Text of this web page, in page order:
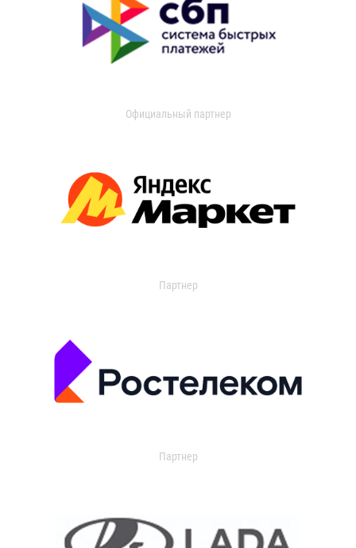
Официальный партнер
Партнер
Партнер